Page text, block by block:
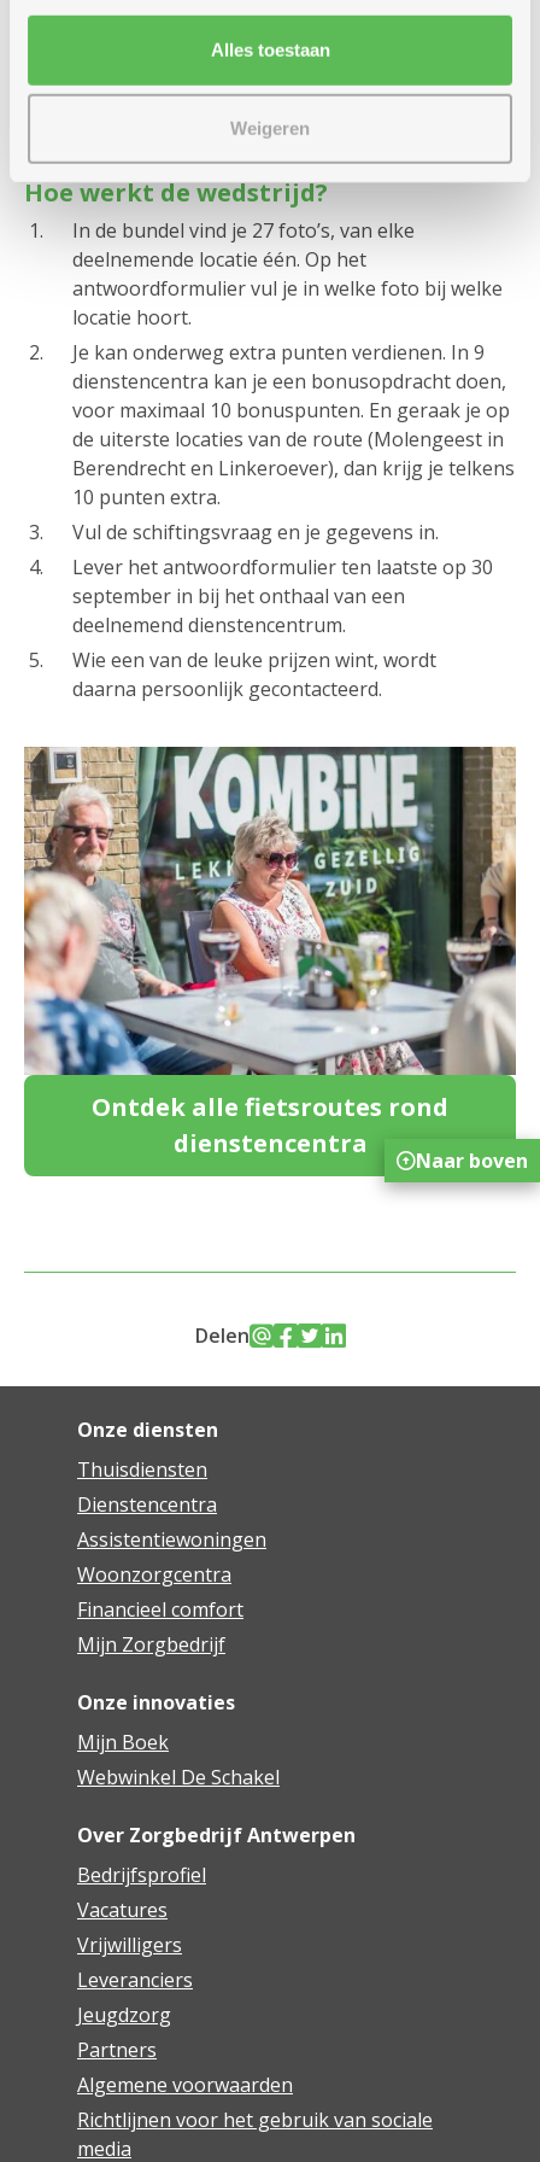
Alles toestaan
Weigeren
Hoe werkt de wedstrijd?
In de bundel vind je 27 foto’s, van elke
deelnemende locatie één. Op het
antwoordformulier vul je in welke foto bij welke
locatie hoort.
Je kan onderweg extra punten verdienen. In 9
dienstencentra kan je een bonusopdracht doen,
voor maximaal 10 bonuspunten. En geraak je op
de uiterste locaties van de route (Molengeest in
Berendrecht en Linkeroever), dan krijg je telkens
10 punten extra.
Vul de schiftingsvraag en je gegevens in.
Lever het antwoordformulier ten laatste op 30
september in bij het onthaal van een
deelnemend dienstencentrum.
Wie een van de leuke prijzen wint, wordt
daarna persoonlijk gecontacteerd.
Ontdek alle fietsroutes rond
dienstencentra
Delen
Onze diensten
Thuisdiensten
Dienstencentra
Assistentiewoningen
Woonzorgcentra
Financieel comfort
Mijn Zorgbedrijf
Onze innovaties
Mijn Boek
Webwinkel De Schakel
Over Zorgbedrijf Antwerpen
Bedrijfsprofiel
Vacatures
Vrijwilligers
Leveranciers
Jeugdzorg
Partners
Algemene voorwaarden
Richtlijnen voor het gebruik van sociale
media
Naar boven